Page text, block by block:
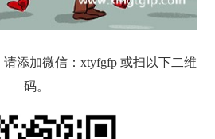
添加微信：xtyfgfp 或扫以下二维
码。